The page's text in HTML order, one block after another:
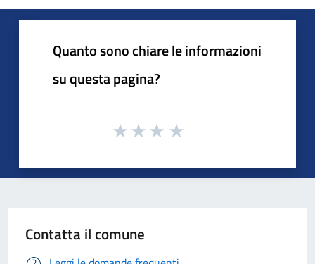
Quanto sono chiare le informazioni
su questa pagina?
Contatta il comune